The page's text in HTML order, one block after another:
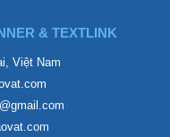
& TEXTLINK
Việt Nam